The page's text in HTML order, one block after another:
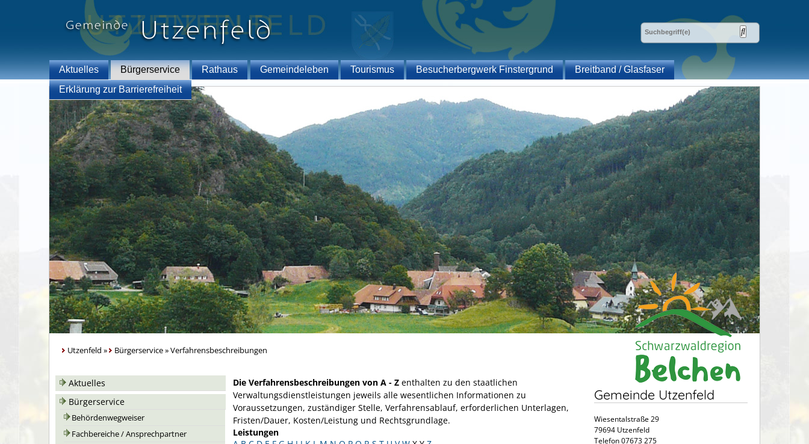
Aktuelles Bürgerservice Rathaus Gemeindeleben Tourismus Besucherbergwerk Finstergrund
Breitband / Glasfaser
Erklärung zur Barrierefreiheit
Utzenfeld » Bürgerservice»Verfahrensbeschreibungen
Aktuelles
Bürgerservice
Behördenwegweiser
Fachbereiche / Ansprechpartner
Die Verfahrensbeschreibungen von A - Z enthalten zu den staatlichen
Verwaltungsdienstleistungen jeweils alle wesentlichen Informationen zu
Voraussetzungen, zuständiger Stelle, Verfahrensablauf, erforderlichen Unterlagen,
Fristen/Dauer, Kosten/Leistung und Rechtsgrundlage.
Leistungen
Gemeinde Utzenfeld
Wiesentalstraße 29
79694 Utzenfeld
Telefon 07673 275